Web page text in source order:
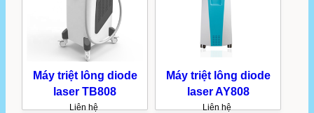
Máy triệt lông diode
laser TB808
Liên hệ
Máy triệt lông diode
laser AY808
Liên hệ